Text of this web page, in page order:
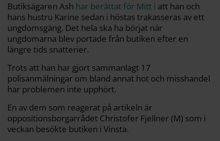
Butiksägaren Ash har berättat för Mitt i att han och
hans hustru Karine sedan i höstas trakasseras av ett
ungdomsgäng. Det hela ska ha börjat när
ungdomarna blev portade från butiken efter en
längre tids snatterier.
Trots att han har gjort sammanlagt 17
polisanmälningar om bland annat hot och misshandel
har problemen inte upphört.
En av dem som reagerat på artikeln är
oppositionsborgarrådet Christofer Fjellner (M) som i
veckan besökte butiken i Vinsta.